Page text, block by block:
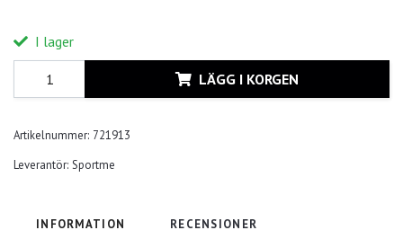
I lager
LÄGG I KORGEN
Artikelnummer: 721913
Leverantör: Sportme
INFORMATION RECENSIONER